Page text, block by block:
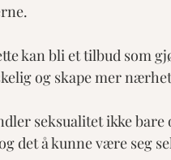
kan bli et tilbud som
og skape mer
seksualitet ikke
det å kunne være seg